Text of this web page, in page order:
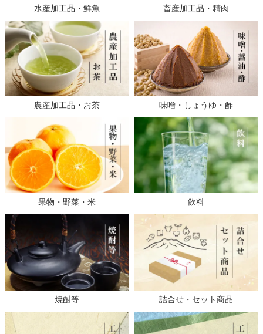
水産加工品・鮮魚 畜産加工品・精肉
農産加工品・お茶 味噌・しょうゆ・酢
果物・野菜・米 飲料
焼酎等 詰合せ・セット商品